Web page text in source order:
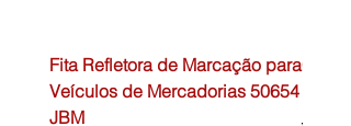
Fita Refletora de Marcação para
Veículos de Mercadorias 50654
JBM
Preço